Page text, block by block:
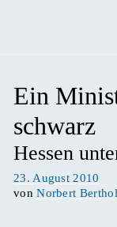
Inhalt
springen
nach:
Ein
schwarz
Hessen
Veröffentlicht
am
23. August 2010
vonNorbert